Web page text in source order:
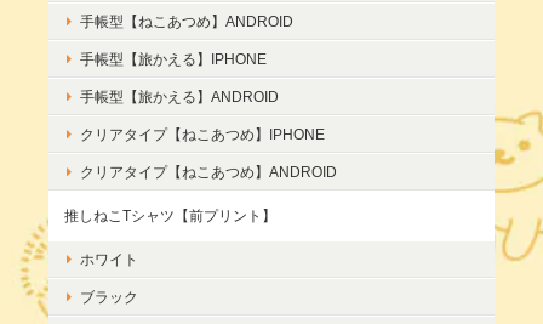
手帳型【ねこあつめ】ANDROID
手帳型【旅かえる】IPHONE
手帳型【旅かえる】ANDROID
クリアタイプ【ねこあつめ】IPHONE
クリアタイプ【ねこあつめ】ANDROID
推しねこTシャツ【前プリント】
ホワイト
ブラック